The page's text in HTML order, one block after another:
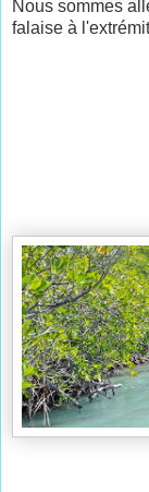
Nous sommes
falaise à